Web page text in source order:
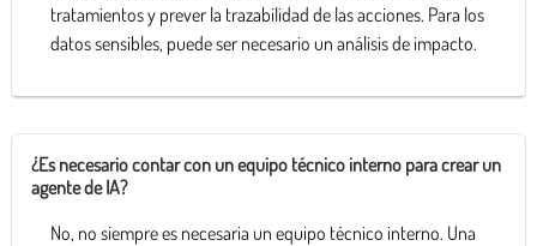
tratamientos y prever la trazabilidad de las acciones. Para los
datos sensibles, puede ser necesario un análisis de impacto.
¿Es necesario contar con un equipo técnico interno para crear un
agente de IA?
No, no siempre es necesaria un equipo técnico interno. Una